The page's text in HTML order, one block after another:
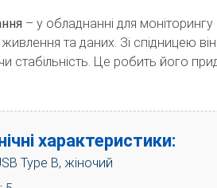
– у обладнанні для
та даних. Зі спідницею
стабільність. Це робить його
характеристики:
Type B, жіночий